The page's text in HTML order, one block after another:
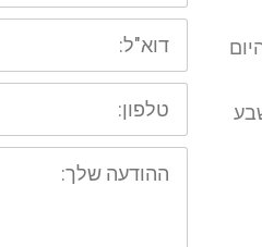
דוא"ל:
טלפון:
ההודעה
שלך: